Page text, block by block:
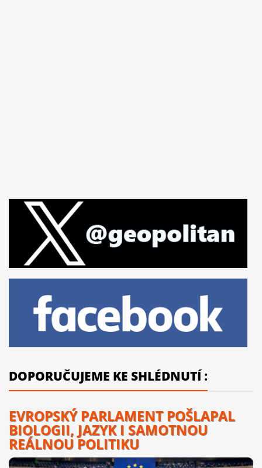
DOPORUČUJEME KE SHLÉDNUTÍ :
EVROPSKÝ PARLAMENT POŠLAPAL
BIOLOGII, JAZYK I SAMOTNOU
REÁLNOU POLITIKU